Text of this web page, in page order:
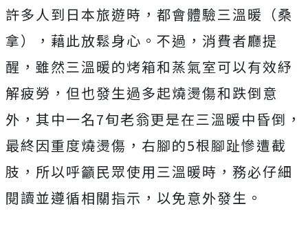
許多人到日本旅遊時，都會體驗三溫暖（桑
拿），藉此放鬆身心。不過，消費者廳提
醒，雖然三溫暖的烤箱和蒸氣室可以有效紓
解疲勞，但也發生過多起燒燙傷和跌倒意
外，其中一名7旬老翁更是在三溫暖中昏倒，
最終因重度燒燙傷，右腳的5根腳趾慘遭截
肢，所以呼籲民眾使用三溫暖時，務必仔細
閱讀並遵循相關指示，以免意外發生。